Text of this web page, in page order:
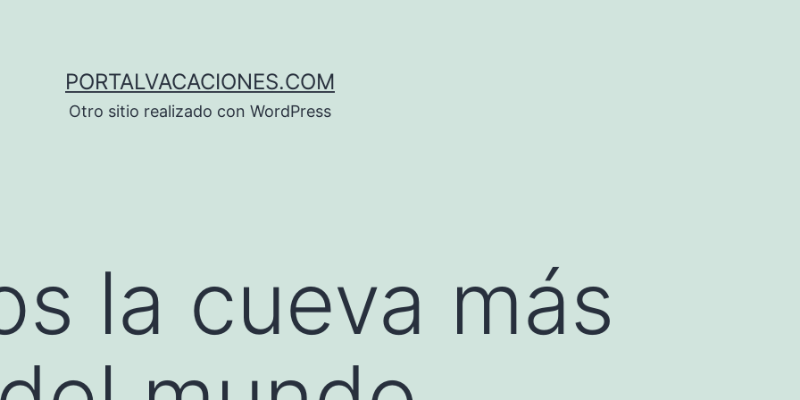
PORTALVACACIONES.COM
Otro sitio realizado con WordPress
la cueva más